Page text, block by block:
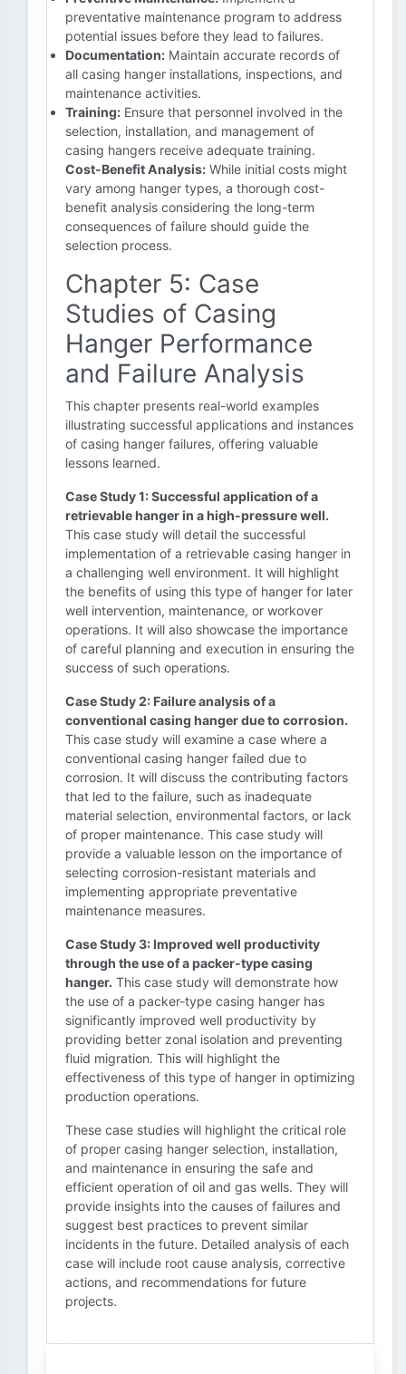
preventative maintenance program to address
potential issues before they lead to failures.
Documentation: Maintain accurate records of
all casing hanger installations, inspections, and
maintenance activities.
Training: Ensure that personnel involved in the
selection, installation, and management of
casing hangers receive adequate training.
Cost-Benefit Analysis: While initial costs might
vary among hanger types, a thorough cost-
benefit analysis considering the long-term
consequences of failure should guide the
selection process.
Chapter 5: Case
Studies of Casing
Hanger Performance
and Failure Analysis
This chapter presents real-world examples
illustrating successful applications and instances
of casing hanger failures, offering valuable
lessons learned.
Case Study 1: Successful application of a
retrievable hanger in a high-pressure well.
This case study will detail the successful
implementation of a retrievable casing hanger in
a challenging well environment. It will highlight
the benefits of using this type of hanger for later
well intervention, maintenance, or workover
operations. It will also showcase the importance
of careful planning and execution in ensuring the
success of such operations.
Case Study 2: Failure analysis of a
conventional casing hanger due to corrosion.
This case study will examine a case where a
conventional casing hanger failed due to
corrosion. It will discuss the contributing factors
that led to the failure, such as inadequate
material selection, environmental factors, or lack
of proper maintenance. This case study will
provide a valuable lesson on the importance of
selecting corrosion-resistant materials and
implementing appropriate preventative
maintenance measures.
Case Study 3: Improved well productivity
through the use of a packer-type casing
hanger. This case study will demonstrate how
the use of a packer-type casing hanger has
significantly improved well productivity by
providing better zonal isolation and preventing
fluid migration. This will highlight the
effectiveness of this type of hanger in optimizing
production operations.
These case studies will highlight the critical role
of proper casing hanger selection, installation,
and maintenance in ensuring the safe and
efficient operation of oil and gas wells. They will
provide insights into the causes of failures and
suggest best practices to prevent similar
incidents in the future. Detailed analysis of each
case will include root cause analysis, corrective
actions, and recommendations for future
projects.